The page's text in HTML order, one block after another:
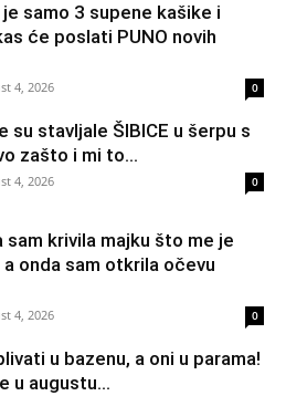
samo 3 supene kašike i
će poslati PUNO novih
4, 2026 0
su stavljale ŠIBICE u šerpu s
zašto i mi to...
4, 2026 0
sam krivila majku što me je
onda sam otkrila očevu
4, 2026 0
u bazenu, a oni u parama!
u augustu...